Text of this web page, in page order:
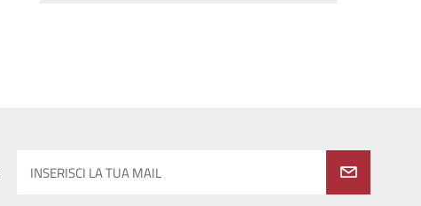
INSERISCI LA TUA MAIL